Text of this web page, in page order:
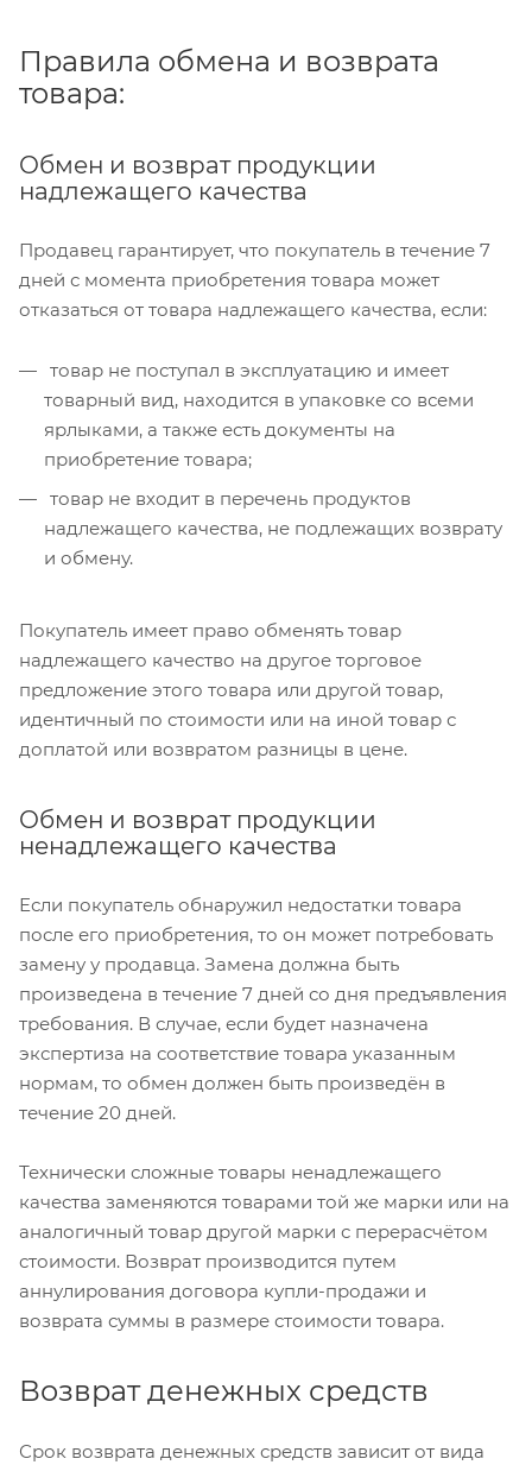
Правила обмена и возврата
товара:
Обмен и возврат продукции
надлежащего качества
Продавец гарантирует, что покупатель в течение 7
дней с момента приобретения товара может
отказаться от товара надлежащего качества, если:
товар не поступал в эксплуатацию и имеет
товарный вид, находится в упаковке со всеми
ярлыками, а также есть документы на
приобретение товара;
товар не входит в перечень продуктов
надлежащего качества, не подлежащих возврату
и обмену.
Покупатель имеет право обменять товар
надлежащего качество на другое торговое
предложение этого товара или другой товар,
идентичный по стоимости или на иной товар с
доплатой или возвратом разницы в цене.
Обмен и возврат продукции
ненадлежащего качества
Если покупатель обнаружил недостатки товара
после его приобретения, то он может потребовать
замену у продавца. Замена должна быть
произведена в течение 7 дней со дня предъявления
требования. В случае, если будет назначена
экспертиза на соответствие товара указанным
нормам, то обмен должен быть произведён в
течение 20 дней.
Технически сложные товары ненадлежащего
качества заменяются товарами той же марки или на
аналогичный товар другой марки с перерасчётом
стоимости. Возврат производится путем
аннулирования договора купли-продажи и
возврата суммы в размере стоимости товара.
Возврат денежных средств
Срок возврата денежных средств зависит от вида